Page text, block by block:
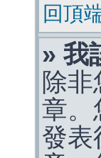
回頂
» 我
除
章。
發表